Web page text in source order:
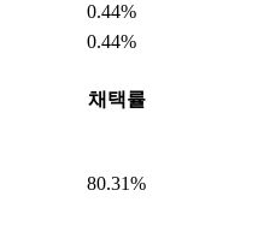
0.44%
0.44%
채택률
80.31%